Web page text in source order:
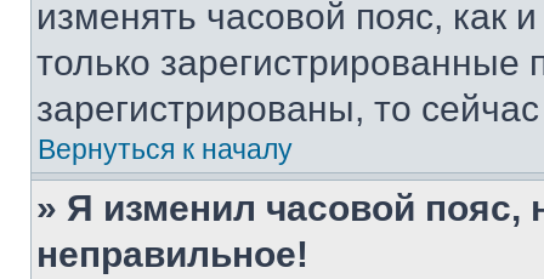
изменять часовой пояс, как
только
зарегистрированы, то
Вернуться к началу
» Я изменил часовой пояс,
неправильное!